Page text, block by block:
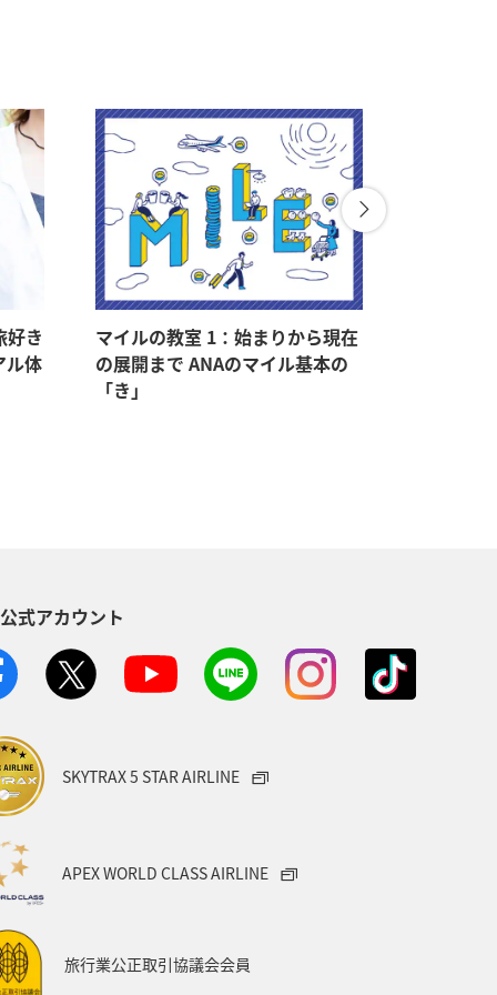
好き
ル体
マイルの教室 1：始まりから現在
の展開まで ANAのマイル基本の
「き」
式アカウント
SKYTRAX 5 STAR AIRLINE
APEX WORLD CLASS AIRLINE
旅行業公正取引協議会会員